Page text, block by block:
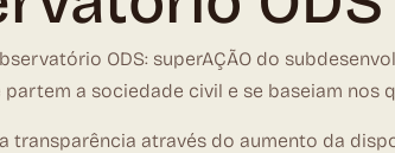
ODS: superAÇÃO do
partem a sociedade civil e se baseiam nos
transparência através do aumento da